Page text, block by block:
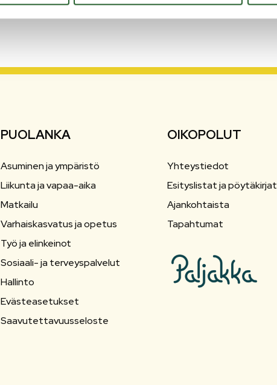
PUOLANKA
Asuminen ja ympäristö
Liikunta ja vapaa-aika
Matkailu
Varhaiskasvatus ja opetus
Työ ja elinkeinot
Sosiaali- ja terveyspalvelut
Hallinto
Evästeasetukset
Saavutettavuusseloste
OIKOPOLUT
Yhteystiedot
Esityslistat ja pöytäkirjat
Ajankohtaista
Tapahtumat